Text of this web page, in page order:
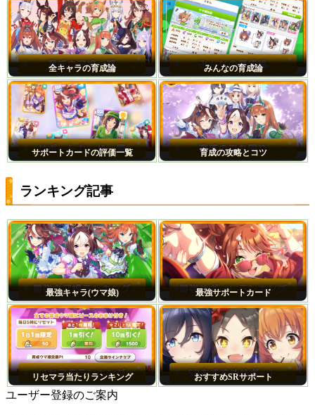
全キャラの育成論 みんなの育成論
サポートカードの評価一覧 育成の攻略とコツ
ランキング記事
最強キャラ(ウマ娘) 最強サポートカード
リセマラ当たりランキング おすすめSRサポート
ユーザー登録のご案内